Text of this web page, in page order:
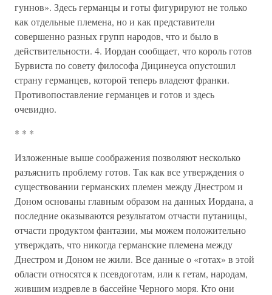
гуннов». Здесь германцы и готы фигурируют не только
как отдельные племена, но и как представители
совершенно разных групп народов, что и было в
действительности. 4. Иордан сообщает, что король готов
Бурвиста по совету философа Дицинеуса опустошил
страну германцев, которой теперь владеют франки.
Противопоставление германцев и готов и здесь
очевидно.
* * *
Изложенные выше соображения позволяют несколько
разъяснить проблему готов. Так как все утверждения о
существовании германских племен между Днестром и
Доном основаны главным образом на данных Иордана, а
последние оказываются результатом отчасти путаницы,
отчасти продуктом фантазии, мы можем положительно
утверждать, что никогда германские племена между
Днестром и Доном не жили. Все данные о «готах» в этой
области относятся к псевдоготам, или к гетам, народам,
жившим издревле в бассейне Черного моря. Кто они